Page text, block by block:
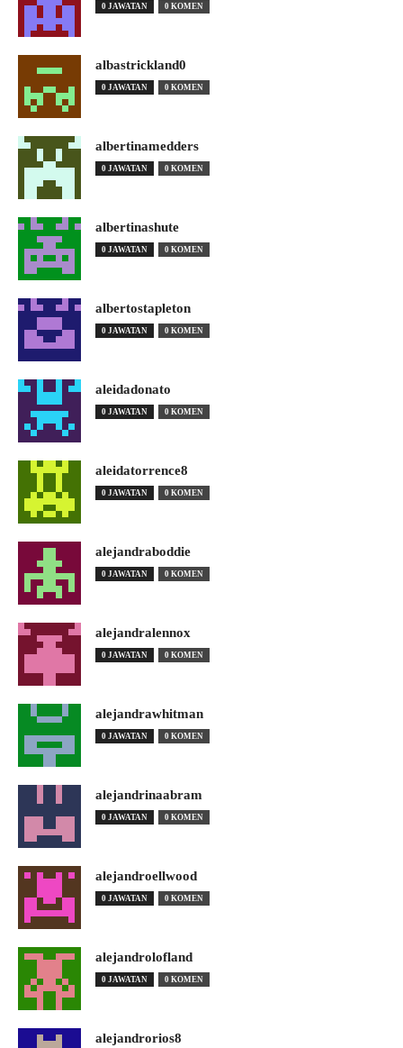
0 JAWATAN 0 KOMEN
albastrickland0
0 JAWATAN 0 KOMEN
albertinamedders
0 JAWATAN 0 KOMEN
albertinashute
0 JAWATAN 0 KOMEN
albertostapleton
0 JAWATAN 0 KOMEN
aleidadonato
0 JAWATAN 0 KOMEN
aleidatorrence8
0 JAWATAN 0 KOMEN
alejandraboddie
0 JAWATAN 0 KOMEN
alejandralennox
0 JAWATAN 0 KOMEN
alejandrawhitman
0 JAWATAN 0 KOMEN
alejandrinaabram
0 JAWATAN 0 KOMEN
alejandroellwood
0 JAWATAN 0 KOMEN
alejandrolofland
0 JAWATAN 0 KOMEN
alejandrorios8